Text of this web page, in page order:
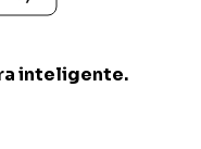
inteligente.